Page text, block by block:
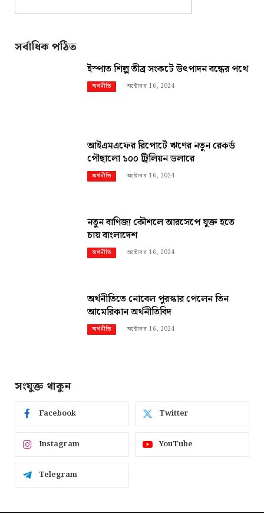
সর্বাধিক পঠিত
ইস্পাত শিল্প তীব্র সংকটে উৎপাদন বন্ধের পথে
অর্থনীতি অক্টোবর 16, 2024
আইএমএফের রিপোর্টে ঋণের নতুন রেকর্ড
পৌছালো ১০০ ট্রিলিয়ন ডলারে
অর্থনীতি অক্টোবর 16, 2024
নতুন বাণিজ্য কৌশলে আরসেপে যুক্ত হতে
চায় বাংলাদেশ
অর্থনীতি অক্টোবর 16, 2024
অর্থনীতিতে নোবেল পুরস্কার পেলেন তিন
আমেরিকান অর্থনীতিবিদ
অর্থনীতি অক্টোবর 16, 2024
সংযুক্ত থাকুন
Facebook Twitter
Instagram YouTube
Telegram